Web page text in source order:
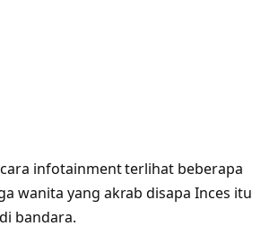
infotainment terlihat beberapa
wanita yang akrab disapa Inces itu
bandara.